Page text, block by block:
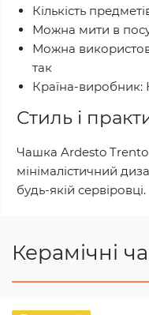
Кількість
Можна мити в
Можна
так
Країна-виробник:
Стиль і
Чашка Ardesto Trento
мінімалістичний
будь-якій сервіровці.
Керамічні